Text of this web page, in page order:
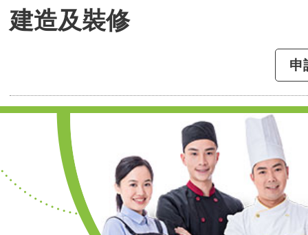
建造及裝修
申